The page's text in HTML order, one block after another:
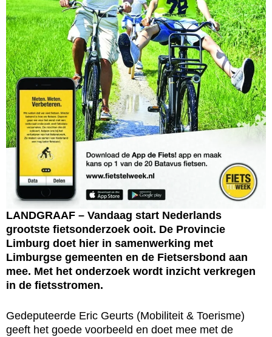
LANDGRAAF – Vandaag start Nederlands
grootste fietsonderzoek ooit. De Provincie
Limburg doet hier in samenwerking met
Limburgse gemeenten en de Fietsersbond aan
mee. Met het onderzoek wordt inzicht verkregen
in de fietsstromen.
Gedeputeerde Eric Geurts (Mobiliteit & Toerisme)
geeft het goede voorbeeld en doet mee met de